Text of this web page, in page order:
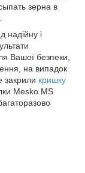
зерна в
надійну і
Вашої безпеки,
на випадок
закрили кришку
Mesko MS